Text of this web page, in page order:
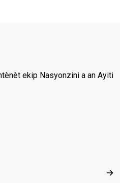
ekip Nasyonzini a an Ayiti